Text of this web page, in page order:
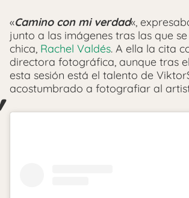
«Camino con mi verdad«,
junto a las imágenes tras las que
chica, Rachel Valdés. A ella la cita
directora fotográfica, aunque tras
esta sesión está el talento de
acostumbrado a fotografiar al